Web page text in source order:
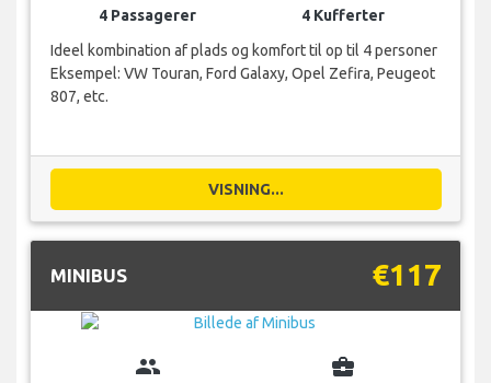
4 Passagerer
4 Kufferter
Ideel kombination af plads og komfort til op til 4 personer
Eksempel: VW Touran, Ford Galaxy, Opel Zefira, Peugeot
807, etc.
VISNING...
MINIBUS €117
group business_center